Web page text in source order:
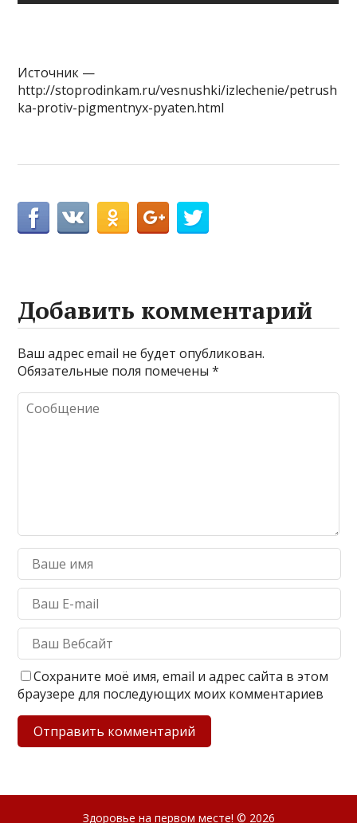
Источник —
http://stoprodinkam.ru/vesnushki/izlechenie/petrush
ka-protiv-pigmentnyx-pyaten.html
Добавить комментарий
Ваш адрес email не будет опубликован.
Обязательные поля помечены*
Сохраните моё имя, email и адрес сайта в этом
браузере для последующих моих комментариев
Здоровье на первом месте! © 2026